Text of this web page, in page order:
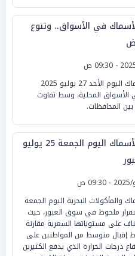
في الأسواق.. وتنوع
شهدت أسعار الأسماك اليوم الأحد 27 يوليو 2025
الأسواق المحلية، وسط تفاوت
المحافظات.
استقرار أسعار الأسماك اليوم الجمعة 25 يوليو
والمأكولات البحرية اليوم الجمعة
2025، استقرار ملحوظ في سوق العبور، حيث
على مستوياتها السعرية مقارنة
إقبال متوسط من المواطنين على
درجات الحرارة الذي يدفع الكثيرين